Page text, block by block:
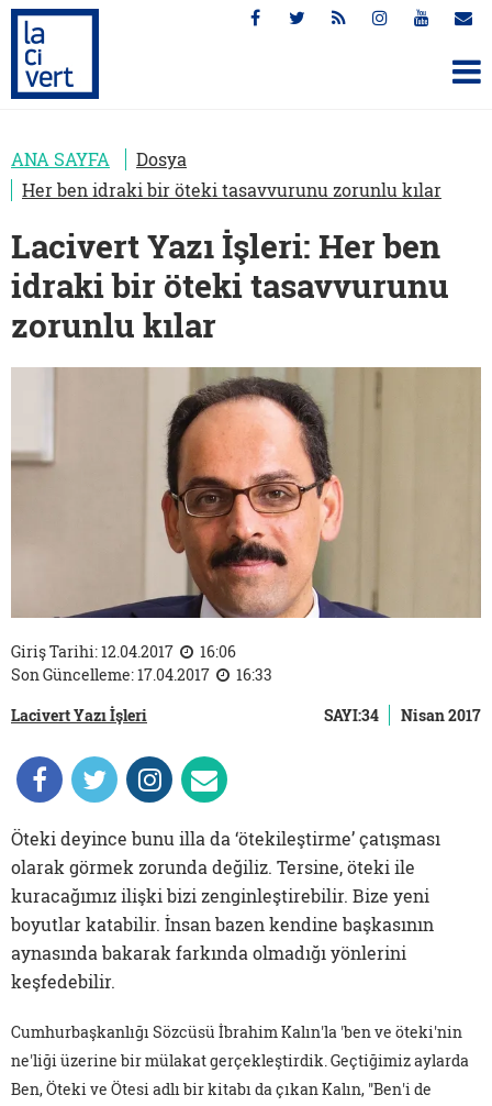
ANA SAYFA
Dosya
Her ben idraki bir öteki tasavvurunu zorunlu kılar
Lacivert Yazı İşleri: Her ben
idraki bir öteki tasavvurunu
zorunlu kılar
Giriş Tarihi: 12.04.2017
16:06
Son Güncelleme: 17.04.2017
16:33
Lacivert Yazı İşleri
SAYI:34 Nisan 2017
Öteki deyince bunu illa da ‘ötekileştirme’ çatışması
olarak görmek zorunda değiliz. Tersine, öteki ile
kuracağımız ilişki bizi zenginleştirebilir. Bize yeni
boyutlar katabilir. İnsan bazen kendine başkasının
aynasında bakarak farkında olmadığı yönlerini
keşfedebilir.
Cumhurbaşkanlığı Sözcüsü İbrahim Kalın'la 'ben ve öteki'nin
ne'liği üzerine bir mülakat gerçekleştirdik. Geçtiğimiz aylarda
Ben, Öteki ve Ötesi adlı bir kitabı da çıkan Kalın, "Ben'i de